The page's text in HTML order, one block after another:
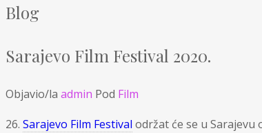
Blog
Sarajevo Film Festival 2020.
Objavio/la admin Pod Film
26. Sarajevo Film Festival održat će se u Sarajevu